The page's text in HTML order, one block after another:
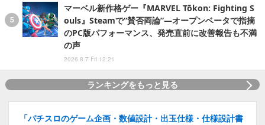
マーベル新作格ゲー『MARVEL Tōkon: Fighting S
ouls』Steamで“賛否両論”―オープンベータで指摘
のPC版パフォーマンス、発売直前に改善報告も不満
の声
2026.8.7 Fri 12:21
ランキングをもっと見る
「パチスロのゲーム企画・数値設計・出玉仕様・仕様設計書